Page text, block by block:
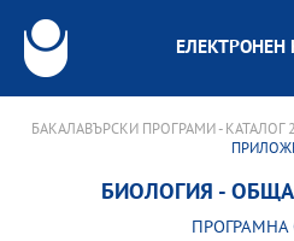
ЕЛЕКТРОНЕН
БАКАЛАВЪРСКИ ПРОГРАМИ - КАТАЛОГ
БИОЛОГИЯ -